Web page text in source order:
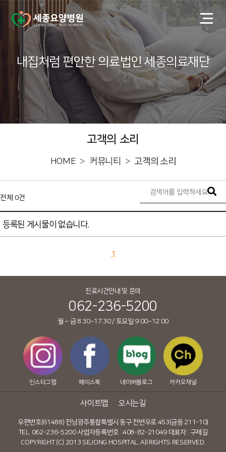
내집처럼 편안한 의료법인 세종의료재단
고객의 소리
HOME 커뮤니티 고객의 소리
전체 0건
등록된 게시물이 없습니다.
1
진료시간안내 및 문의
062-236-5200
월 ~ 금 8:30~17:30 / 토요일 9:00~12:00
인스타그램 페이스북 네이버블로그 카카오채널
사이트맵 오시는길
우편번호(61488) 전남광주통합특별시 동구 천변우로 453(금동 211-10)
TEL. 062-236-5200 사업자등록번호 : 408-82-21049 대표자 : 구제길
COPYRIGHT (C) 2013 SEJONG HOSPITAL. All RIGHTS RESERVED.